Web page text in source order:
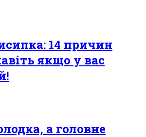
14 причин
якщо у вас
а головне